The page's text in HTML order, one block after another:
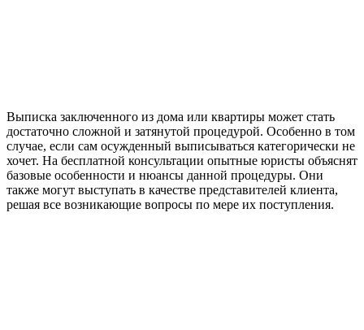
Выписка заключенного из дома или квартиры может стать
достаточно сложной и затянутой процедурой. Особенно в том
случае, если сам осужденный выписываться категорически не
хочет. На бесплатной консультации опытные юристы объяснят
базовые особенности и нюансы данной процедуры. Они
также могут выступать в качестве представителей клиента,
решая все возникающие вопросы по мере их поступления.